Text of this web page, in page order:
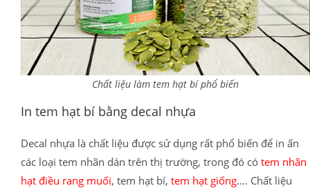
Chất liệu làm tem hạt bí phổ biến
In tem hạt bí bằng decal nhựa
Decal nhựa là chất liệu được sử dụng rất phổ biến để in ấn
các loại tem nhãn dán trên thị trường, trong đó có tem nhãn
hạt điều rang muối, tem hạt bí, tem hạt giống…. Chất liệu